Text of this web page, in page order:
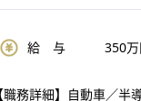
給 与 350
務詳細】自動車／半